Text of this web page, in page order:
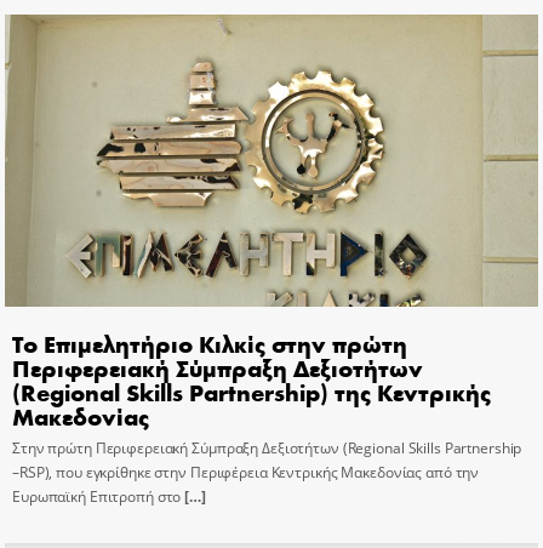
Το Επιμελητήριο Κιλκίς στην πρώτη
Περιφερειακή Σύμπραξη Δεξιοτήτων
(Regional Skills Partnership) της Κεντρικής
Μακεδονίας
Στην πρώτη Περιφερειακή Σύμπραξη Δεξιοτήτων (Regional Skills Partnership
–RSP), που εγκρίθηκε στην Περιφέρεια Κεντρικής Μακεδονίας από την
Ευρωπαϊκή Επιτροπή στο[…]